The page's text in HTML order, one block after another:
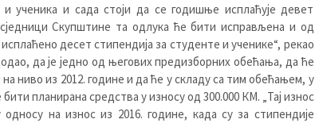
ученика и сада стоји да се годишње исплаћује девет
Скупштине та одлука ће бити исправљена и од
десет стипендија за студенте и ученике“, рекао
да је једно од његових предизборних обећања, да ће
ниво из 2012. године и да ће у складу са тим обећањем, у
бити планирана средства у износу од 300.000 КМ. „Тај износ
на износ из 2016. године, када су за стипендије